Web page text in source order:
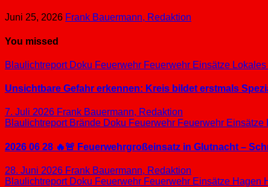
Juni 25, 2026 Frank Bauermann, Redaktion
You missed
Blaulichtreport Doku Feuerwehr Feuerwehr Einsätze Lokales
Unsichtbare Gefahr erkennen: Kreis bildet erstmals
7. Juli 2026 Frank Bauermann, Redaktion
Blaulichtreport Brände Doku Feuerwehr Feuerwehr Einsätze
2026 06 28 🔥🚨 Feuerwehrgroßeinsatz in Glutnacht –
28. Juni 2026 Frank Bauermann, Redaktion
Blaulichtreport Doku Feuerwehr Feuerwehr Einsätze Hagen